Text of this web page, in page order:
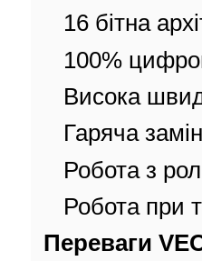
16 бітна
100%
Висока
Гаряча
Робота з
Робота при
Переваги